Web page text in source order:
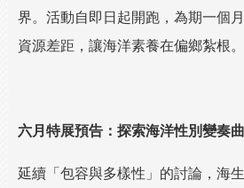
界。活動自即日起開跑，為期一個
資源差距，讓海洋素養在偏鄉紮根。
六月特展預告：探索海洋性別變奏曲
延續「包容與多樣性」的討論，海